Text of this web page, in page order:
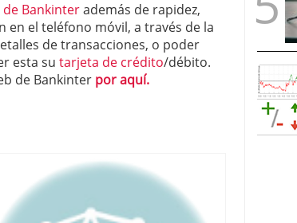
de Bankinterademás de rapidez,
en el teléfono móvil, a través de la
de transacciones, o poder
esta su tarjeta de crédito/débito.
de Bankinter por aquí.